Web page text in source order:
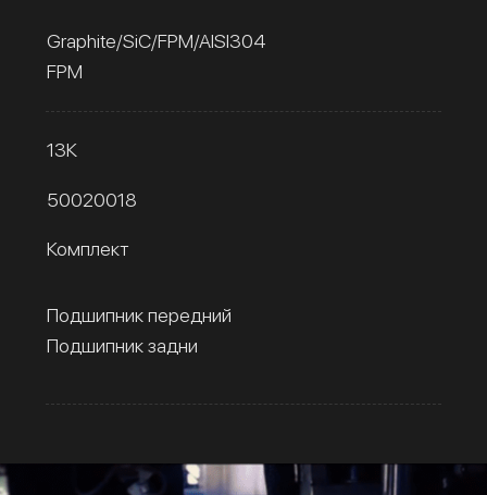
Graphite/SiC/FPM/AISI304
FPM
13К
50020018
Комплект
Подшипник передний
Подшипник задни